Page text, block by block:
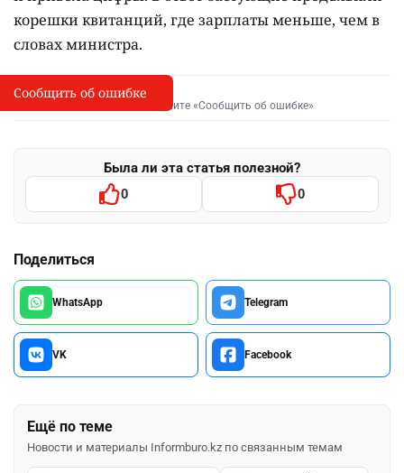
корешки квитанций, где зарплаты меньше, чем в
словах министра.
I
Сообщить об опечатке
Выделите фрагмент и нажмите «Сообщить об ошибке»
Была ли эта статья полезной?
0 0
Поделиться
WhatsApp Telegram
VK Facebook
Ещё по теме
Новости и материалы Informburo.kz по связанным темам
Сообщить об ошибке